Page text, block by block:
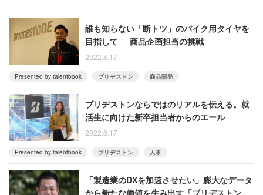
誰も知らない「断トツ」のバイク用タイヤを
目指して──商品企画担当の挑戦
2022.8.17
Presented by talentbook ブリヂストン 商品開発
ブリヂストンならではのリアルを伝える。就
活生に向けた新卒担当者からのエール
2022.6.17
Presented by talentbook ブリヂストン 人事
「製造業のDXを加速させたい」膨大なデータ
から新たな価値を生み出す「ブリヂストン流